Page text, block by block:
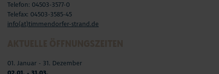
Telefon: 04503-3577-0
Telefax: 04503-3585-45
info(at)timmendorfer-strand.de
01. Januar - 31. Dezember